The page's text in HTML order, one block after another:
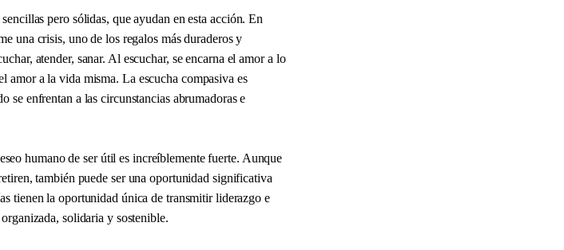
pero sólidas, que ayudan en esta acción. En
una crisis, uno de los regalos más duraderos y
atender, sanar. Al escuchar, se encarna el amor a lo
amor a la vida misma. La escucha compasiva es
se enfrentan a las circunstancias abrumadoras e
humano de ser útil es increíblemente fuerte. Aunque
también puede ser una oportunidad significativa
tienen la oportunidad única de transmitir liderazgo e
solidaria y sostenible.